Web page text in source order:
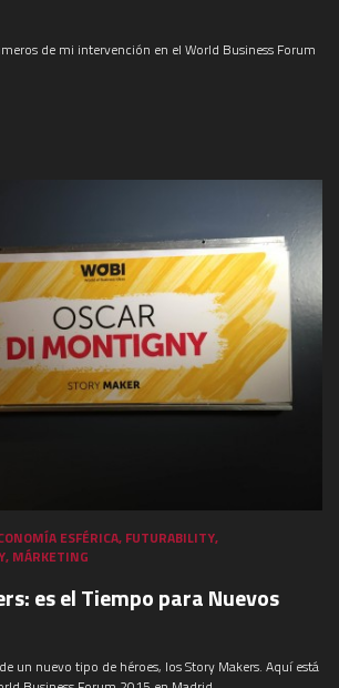
de mi intervención en el World Business Forum
ESFÉRICA, FUTURABILITY,
, MÁRKETING
es el Tiempo para Nuevos
un nuevo tipo de héroes, los Story Makers. Aquí está